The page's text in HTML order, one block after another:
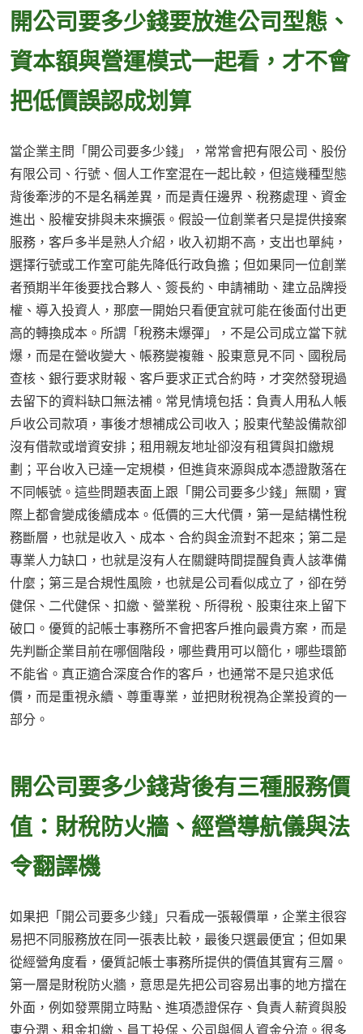
開公司要多少錢要放進公司型態、
資本額與營運模式一起看，才不會
把低價誤認成划算
當企業主問「開公司要多少錢」，常常會把有限公司、股份
有限公司、行號、個人工作室混在一起比較，但這幾種型態
背後牽涉的不是名稱差異，而是責任邊界、稅務處理、資金
進出、股權安排與未來擴張。假設一位創業者只是提供接案
服務，客戶多半是熟人介紹，收入初期不高，支出也單純，
選擇行號或工作室可能先降低行政負擔；但如果同一位創業
者預期半年後要找合夥人、簽長約、申請補助、建立品牌授
權、導入投資人，那麼一開始只看便宜就可能在後面付出更
高的轉換成本。所謂「稅務未爆彈」，不是公司成立當下就
爆，而是在營收變大、帳務變複雜、股東意見不同、國稅局
查核、銀行要求財報、客戶要求正式合約時，才突然發現過
去留下的資料缺口無法補。常見情境包括：負責人用私人帳
戶收公司款項，事後才想補成公司收入；股東代墊設備款卻
沒有借款或增資安排；租用親友地址卻沒有租賃與扣繳規
劃；平台收入已達一定規模，但進貨來源與成本憑證散落在
不同帳號。這些問題表面上跟「開公司要多少錢」無關，實
際上都會變成後續成本。低價的三大代價，第一是結構性稅
務斷層，也就是收入、成本、合約與金流對不起來；第二是
專業人力缺口，也就是沒有人在關鍵時間提醒負責人該準備
什麼；第三是合規性風險，也就是公司看似成立了，卻在勞
健保、二代健保、扣繳、營業稅、所得稅、股東往來上留下
破口。優質的記帳士事務所不會把客戶推向最貴方案，而是
先判斷企業目前在哪個階段，哪些費用可以簡化，哪些環節
不能省。真正適合深度合作的客戶，也通常不是只追求低
價，而是重視永續、尊重專業，並把財稅視為企業投資的一
部分。
開公司要多少錢背後有三種服務價
值：財稅防火牆、經營導航儀與法
令翻譯機
如果把「開公司要多少錢」只看成一張報價單，企業主很容
易把不同服務放在同一張表比較，最後只選最便宜；但如果
從經營角度看，優質記帳士事務所提供的價值其實有三層。
第一層是財稅防火牆，意思是先把公司容易出事的地方擋在
外面，例如發票開立時點、進項憑證保存、負責人薪資與股
東分潤、租金扣繳、員工投保、公司與個人資金分流。很多